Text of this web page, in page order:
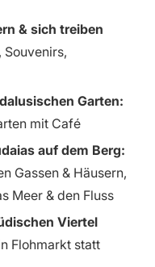
& sich treiben
Souvenirs,
Garten:
mit Café
auf dem Berg:
Gassen & Häusern,
Meer & den Fluss
Viertel
Flohmarkt statt